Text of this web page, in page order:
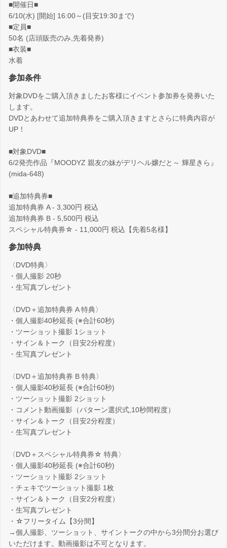
■開催日■
6/10(水) [開始] 16:00～(目安19:30まで)
■定員■
50名 (店頭販売のみ,先着発券)
■衣装■
水着
参加条件
対象DVDをご購入頂きましたお客様にイベント参加券を発券いた
します。
DVDとあわせて追加特典券をご購入頂きますとさらに特典内容が
UP！
■対象DVD■
6/2発売作品『MOODYZ 親友の妹がデリヘル嬢だと～ 輝星きら』
(mida-648)
■追加特典券■
追加特典券 A - 3,300円 税込
追加特典券 B - 5,500円 税込
スペシャル特典券☆ - 11,000円 税込【先着5名様】
参加特典
〈DVD特典〉
・個人撮影 20秒
・生写真プレゼント
〈DVD＋追加特典券 A 特典〉
・個人撮影40秒延長 (※合計60秒)
・ツーショット撮影 1ショット
・サイン＆トーク（目安2分程度）
・生写真プレゼント
〈DVD＋追加特典券 B 特典〉
・個人撮影40秒延長 (※合計60秒)
・ツーショット撮影 2ショット
・コメント動画撮影（パターン選択式,10秒間程度）
・サイン＆トーク（目安2分程度）
・生写真プレゼント
〈DVD＋スペシャル特典券☆ 特典〉
・個人撮影40秒延長 (※合計60秒)
・ツーショット撮影 2ショット
・チェキでツーショット撮影 1枚
・サイン＆トーク（目安2分程度）
・生写真プレゼント
・☆フリータイム【3分間】
→個人撮影、ツーショット、サイントークの中から3分間分お選び
いただけます。動画撮影は不可となります。